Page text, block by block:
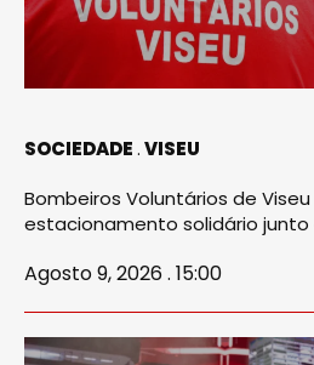
SOCIEDADE VISEU
Bombeiros Voluntários de
estacionamento solidário junto
Agosto 9, 2026 . 15:00